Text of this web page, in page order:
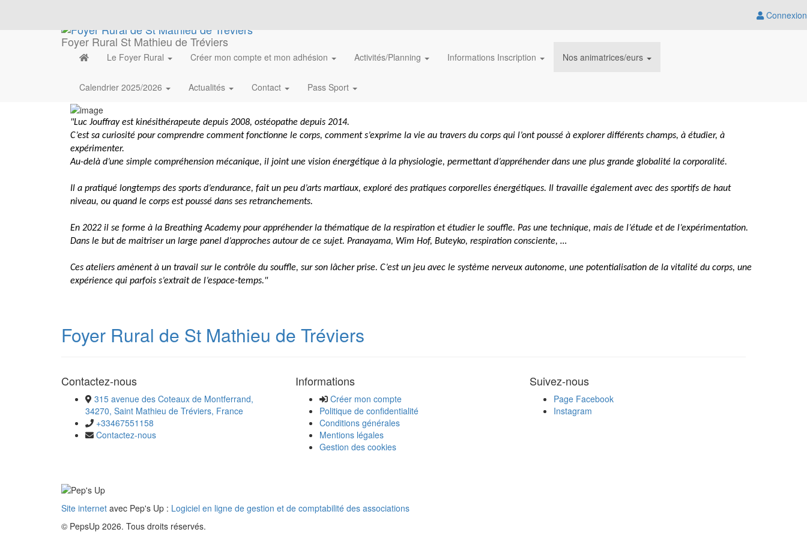
Connexion
Foyer Rural St Mathieu de Tréviers
Le Foyer Rural Créer mon compte et mon adhésion Activités/Planning Informations Inscription Nos animatrices/eurs
Calendrier 2025/2026 Actualités Contact Pass Sport
"Luc Jouffray est kinésithérapeute depuis 2008, ostéopathe depuis 2014.
C’est sa curiosité pour comprendre comment fonctionne le corps, comment s’exprime la vie au travers du corps qui l’ont poussé à explorer différents champs, à étudier, à
expérimenter.
Au-delà d’une simple compréhension mécanique, il joint une vision énergétique à la physiologie, permettant d’appréhender dans une plus grande globalité la corporalité.
Il a pratiqué longtemps des sports d’endurance, fait un peu d’arts martiaux, exploré des pratiques corporelles énergétiques. Il travaille également avec des sportifs de haut
niveau, ou quand le corps est poussé dans ses retranchements.
En 2022 il se forme à la Breathing Academy pour appréhender la thématique de la respiration et étudier le souffle. Pas une technique, mais de l’étude et de l’expérimentation.
Dans le but de maitriser un large panel d’approches autour de ce sujet. Pranayama, Wim Hof, Buteyko, respiration consciente, …
Ces ateliers amènent à un travail sur le contrôle du souffle, sur son lâcher prise. C’est un jeu avec le système nerveux autonome, une potentialisation de la vitalité du corps, une
expérience qui parfois s’extrait de l’espace-temps."
Foyer Rural de St Mathieu de Tréviers
Contactez-nous
315 avenue des Coteaux de Montferrand,
34270, Saint Mathieu de Tréviers, France
+33467551158
Contactez-nous
Informations
Créer mon compte
Politique de confidentialité
Conditions générales
Mentions légales
Gestion des cookies
Suivez-nous
Page Facebook
Instagram
Site internet avec Pep's Up : Logiciel en ligne de gestion et de comptabilité des associations
© PepsUp 2026. Tous droits réservés.